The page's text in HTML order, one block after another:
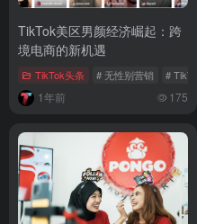
TikTok美区男颜经济崛起：跨
境电商的新机遇
TikTok头条 # 无性别营销 # TikTok
1年前 175